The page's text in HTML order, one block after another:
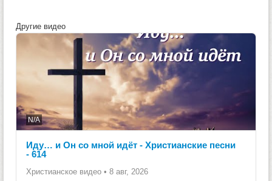
Другие видео
N/A
Иду… и Он со мной идёт - Христианские песни
- 614
Христианское видео • 8 авг, 2026